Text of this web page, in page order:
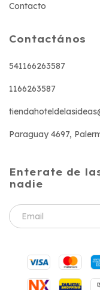
Contacto
Contactános
541166263587
1166263587
Paraguay 4697,
Enterate de
nadie